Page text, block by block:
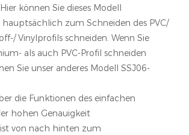
können Sie dieses Modell
hauptsächlich zum Schneiden des PVC/
Vinylprofils schneiden. Wenn Sie
als auch PVC-Profil schneiden
Sie unser anderes Modell SSJ06-
die Funktionen des einfachen
hohen Genauigkeit
von nach hinten zum